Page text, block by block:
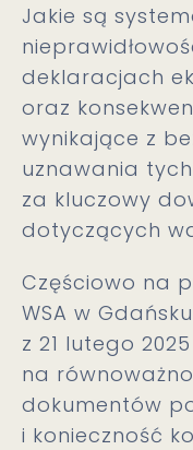
Jakie są
deklaracjach
oraz
wynikające z
uznawania
za kluczowy
dotyczących
Częściowo na
WSA w
z 21 lutego
na
dokumentów
i konieczność